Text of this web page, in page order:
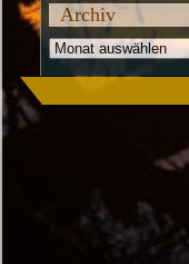
Archiv
Archiv